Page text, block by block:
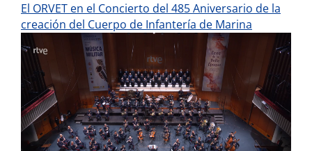
El ORVET en el Concierto del 485 Aniversario de la
creación del Cuerpo de Infantería de Marina